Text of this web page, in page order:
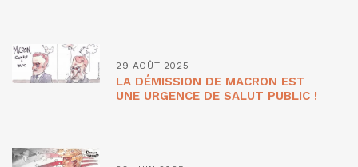
29 AOÛT 2025
LA DÉMISSION DE MACRON EST
UNE URGENCE DE SALUT PUBLIC !